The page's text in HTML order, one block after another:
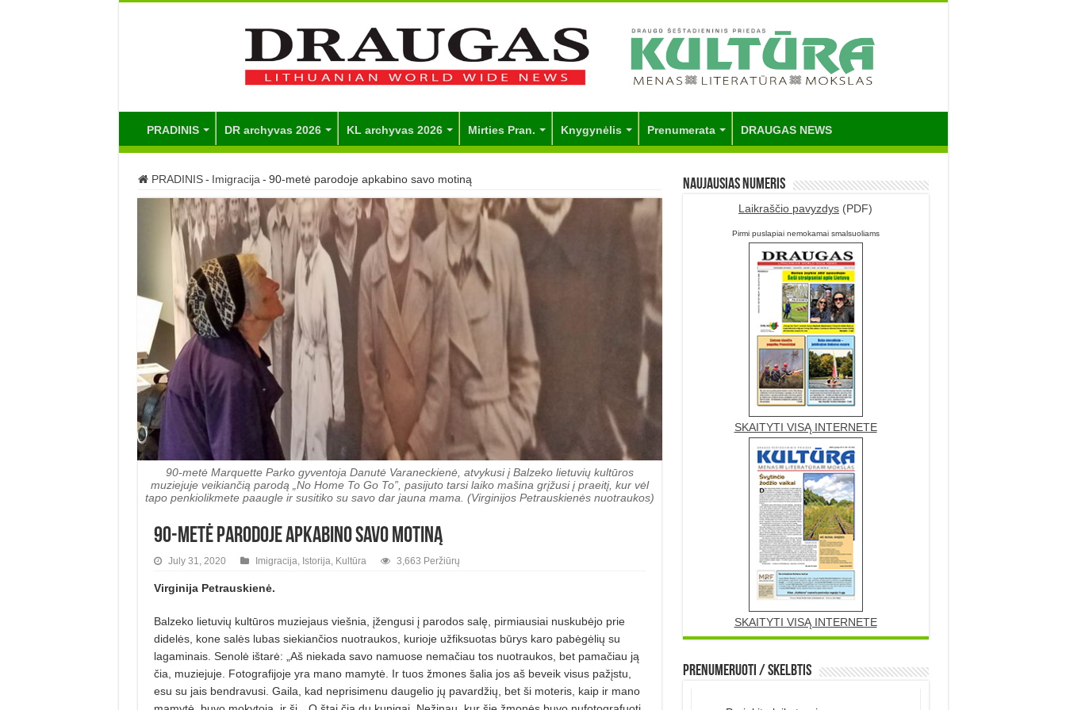
PRADINIS DR archyvas 2026 KL archyvas 2026 Mirties Pran. Knygynėlis Prenumerata DRAUGAS NEWS
PRADINIS - Imigracija - 90-metė parodoje apkabino savo motiną
90-metė Marquette Parko gyventoja Danutė Varaneckienė, atvykusi į Balzeko lietuvių kultūros
muziejuje veikiančią parodą „No Home To Go To”, pasijuto tarsi laiko mašina grįžusi į praeitį, kur vėl
tapo penkiolikmete paaugle ir susitiko su savo dar jauna mama. (Virginijos Petrauskienės nuotraukos)
90-metė parodoje apkabino savo motiną
July 31, 2020 Imigracija Istorija Kultūra 3,663 Peržiūrų
Virginija Petrauskienė.
Balzeko lietuvių kultūros muziejaus viešnia, įžengusi į parodos salę, pirmiausiai nuskubėjo prie
didelės, kone salės lubas siekiančios nuotraukos, kurioje užfiksuotas būrys karo pabėgėlių su
lagaminais. Senolė ištarė: „Aš niekada savo namuose nemačiau tos nuotraukos, bet pamačiau ją
čia, muziejuje. Fotografijoje yra mano mamytė. Ir tuos žmones šalia jos aš beveik visus pažįstu,
esu su jais bendravusi. Gaila, kad neprisimenu daugelio jų pavardžių, bet ši moteris, kaip ir mano
Naujausias numeris
Laikraščio pavyzdys (PDF)
Pirmi puslapiai nemokamai smalsuoliams
SKAITYTI VISĄ INTERNETE
SKAITYTI VISĄ INTERNETE
Prenumeruoti / Skelbtis